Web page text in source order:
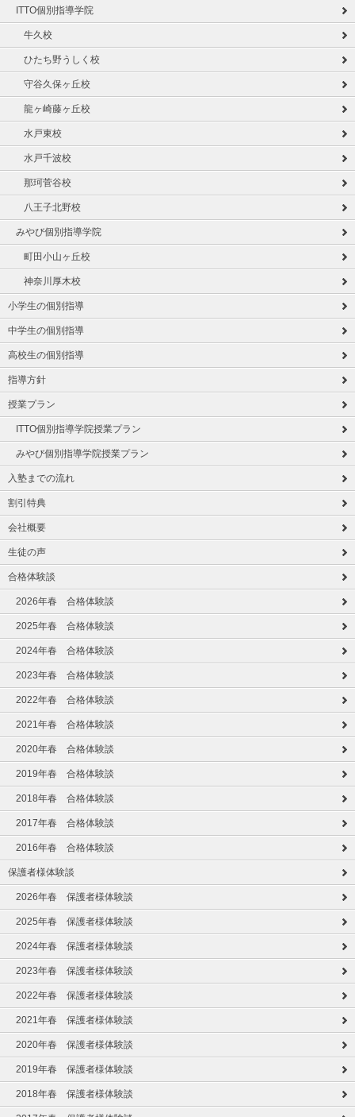
ITTO個別指導学院
牛久校
ひたち野うしく校
守谷久保ヶ丘校
龍ヶ崎藤ヶ丘校
水戸東校
水戸千波校
那珂菅谷校
八王子北野校
みやび個別指導学院
町田小山ヶ丘校
神奈川厚木校
小学生の個別指導
中学生の個別指導
高校生の個別指導
指導方針
授業プラン
ITTO個別指導学院授業プラン
みやび個別指導学院授業プラン
入塾までの流れ
割引特典
会社概要
生徒の声
合格体験談
2026年春 合格体験談
2025年春 合格体験談
2024年春 合格体験談
2023年春 合格体験談
2022年春 合格体験談
2021年春 合格体験談
2020年春 合格体験談
2019年春 合格体験談
2018年春 合格体験談
2017年春 合格体験談
2016年春 合格体験談
保護者様体験談
2026年春 保護者様体験談
2025年春 保護者様体験談
2024年春 保護者様体験談
2023年春 保護者様体験談
2022年春 保護者様体験談
2021年春 保護者様体験談
2020年春 保護者様体験談
2019年春 保護者様体験談
2018年春 保護者様体験談